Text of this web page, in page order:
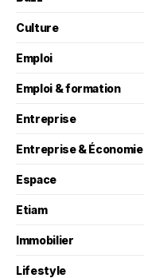
Culture
Emploi
Emploi & formation
Entreprise
Entreprise & Économie
Espace
Etiam
Immobilier
Lifestyle